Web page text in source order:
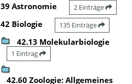
39 Astronomie 2 Einträge
42 Biologie 135 Einträge
42.13 Molekularbiologie
1 Eintrag
42.60 Zoologie: Allgemeines